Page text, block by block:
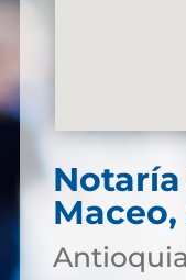
Antioquia